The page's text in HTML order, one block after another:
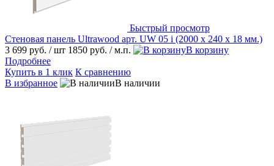
Быстрый просмотр
Стеновая панель Ultrawood арт. UW 05 i (2000 х 240 х 18 мм.)
3 699 руб. / шт 1850 руб. / м.п.
В корзину
Подробнее
Купить в 1 клик К сравнению
В избранное
В наличии